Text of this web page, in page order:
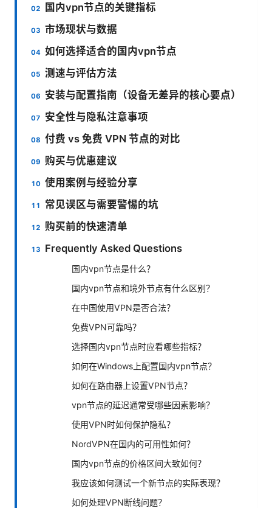
国内vpn节点的关键指标
市场现状与数据
如何选择适合的国内vpn节点
测速与评估方法
安装与配置指南（设备无差异的核心要点）
安全性与隐私注意事项
付费 vs 免费 VPN 节点的对比
购买与优惠建议
使用案例与经验分享
常见误区与需要警惕的坑
购买前的快速清单
Frequently Asked Questions
国内vpn节点是什么？
国内vpn节点和境外节点有什么区别？
在中国使用VPN是否合法？
免费VPN可靠吗？
选择国内vpn节点时应看哪些指标？
如何在Windows上配置国内vpn节点？
如何在路由器上设置VPN节点？
vpn节点的延迟通常受哪些因素影响？
使用VPN时如何保护隐私？
NordVPN在国内的可用性如何？
国内vpn节点的价格区间大致如何？
我应该如何测试一个新节点的实际表现？
如何处理VPN断线问题？